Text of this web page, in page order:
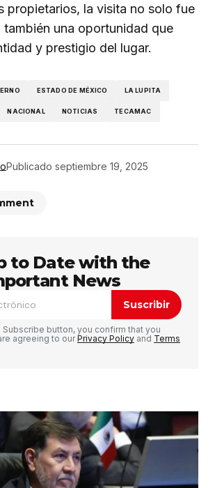
propietarios, la visita no solo fue
también una oportunidad que
y prestigio del lugar.
ESTADO DE MÉXICO LA LUPITA
NACIONAL NOTICIAS TECAMAC
Publicado septiembre 19, 2025
de correo electrónico no será
campos obligatorios están
*
*
*
to Date with the
News
Suscribir
Subscribe button, you confirm that you
agreeing to ourPrivacy Policy and Terms